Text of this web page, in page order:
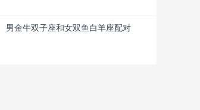
男金牛双子座和女双鱼白羊座配对